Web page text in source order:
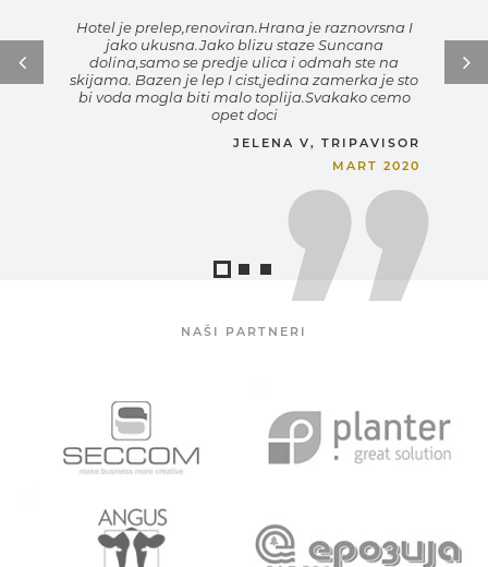
Hotel je prelep,renoviran.Hrana je raznovrsna I
jako ukusna.Jako blizu staze Suncana
dolina,samo se predje ulica i odmah ste na
skijama. Bazen je lep I cist,jedina zamerka je sto
bi voda mogla biti malo toplija.Svakako cemo
opet doci
JELENA V, TRIPAVISOR
MART 2020
NAŠI PARTNERI